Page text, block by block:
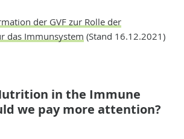
der GVF zur Rolle der
das Immunsystem (Stand 16.12.2021)
in the Immune
we pay more attention?